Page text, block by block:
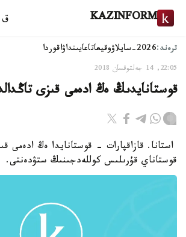
KAZINFORM ق
ترەند:2026-سايلاۋ وقيعاتاعايىنداۋاقوردا
22:05, 14 جەلتوقسان 2018
قوستانايدىڭ ەڭ ادەمى قىزى
استانا. قازاقپارات - قوستانايدا ەڭ ادەمى
قوستاناي قۇرىلىس كوللەدجىنىڭ ستۋدەنتى.